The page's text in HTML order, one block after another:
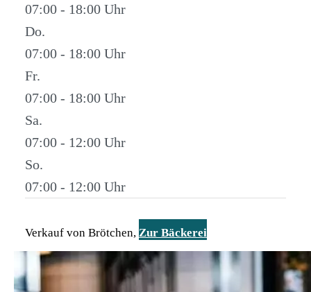
07:00 - 18:00
Do.
07:00 - 18:00
Fr.
07:00 - 18:00
Sa.
07:00 - 12:00
So.
07:00 - 12:00
Verkauf von Brötchen, Zur Bäckerei